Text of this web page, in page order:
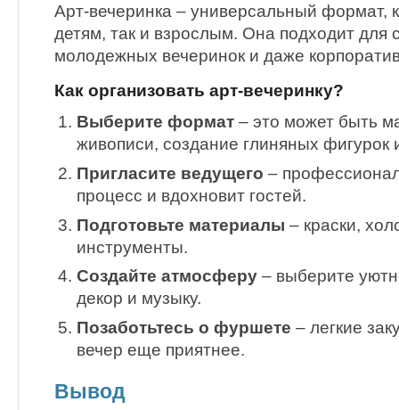
Арт-вечеринка – универсальный формат,
детям, так и взрослым. Она подходит для
молодежных вечеринок и даже
Как организовать арт-вечеринку?
Выберите формат – это может быть
живописи, создание глиняных
Пригласите ведущего –
процесс и вдохновит гостей.
Подготовьте материалы – краски,
инструменты.
Создайте атмосферу – выберите
декор и музыку.
Позаботьтесь о фуршете – легкие
вечер еще приятнее.
Вывод